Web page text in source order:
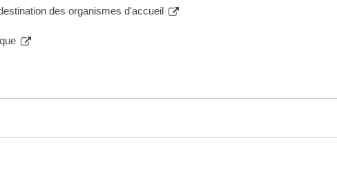
des organismes d'accueil